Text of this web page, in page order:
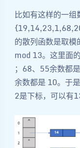
比如有这样的一组
的散列函数是取
mod 13。这里面
；68、55余数都
余数都是 10。于
2是下标，可以有